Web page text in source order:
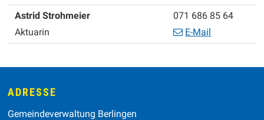
Astrid StrohmeierFunktion
Aktuarin
Zentrale
071 686 85 64
E-Mail
Footer
ADRESSE
Gemeindeverwaltung Berlingen